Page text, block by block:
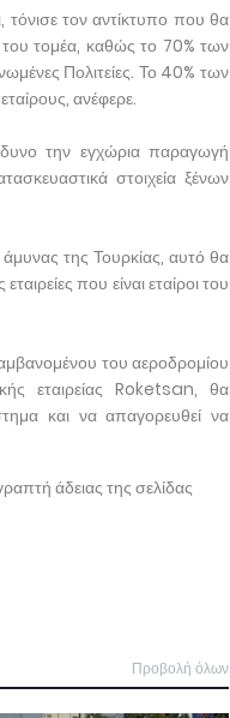
τόνισε τον αντίκτυπο που θα
του τομέα, καθώς το 70% των
Πολιτείες. Το 40% των
ανέφερε.
την εγχώρια παραγωγή
στοιχεία ξένων
της Τουρκίας, αυτό θα
που είναι εταίροι του
του αεροδρομίου
εταιρείας Roketsan, θα
και να απαγορευθεί να
άδειας της σελίδας
Προβολή όλων